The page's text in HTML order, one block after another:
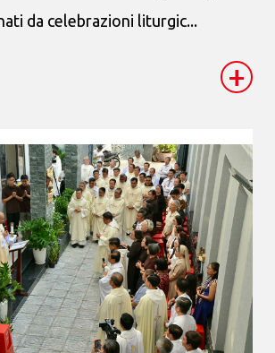
da celebrazioni liturgic...
+